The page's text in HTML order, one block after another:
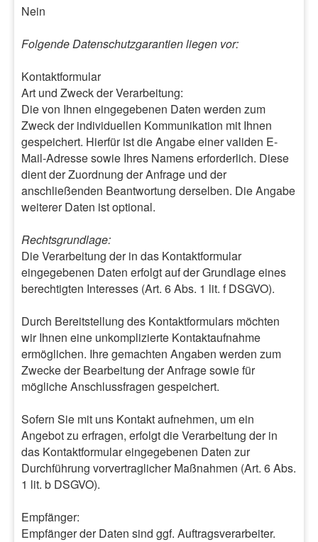
Nein
Folgende Datenschutzgarantien liegen vor:
Kontaktformular
Art und Zweck der Verarbeitung:
Die von Ihnen eingegebenen Daten werden zum
Zweck der individuellen Kommunikation mit Ihnen
gespeichert. Hierfür ist die Angabe einer validen E-
Mail-Adresse sowie Ihres Namens erforderlich. Diese
dient der Zuordnung der Anfrage und der
anschließenden Beantwortung derselben. Die Angabe
weiterer Daten ist optional.
Rechtsgrundlage:
Die Verarbeitung der in das Kontaktformular
eingegebenen Daten erfolgt auf der Grundlage eines
berechtigten Interesses (Art. 6 Abs. 1 lit. f DSGVO).
Durch Bereitstellung des Kontaktformulars möchten
wir Ihnen eine unkomplizierte Kontaktaufnahme
ermöglichen. Ihre gemachten Angaben werden zum
Zwecke der Bearbeitung der Anfrage sowie für
mögliche Anschlussfragen gespeichert.
Sofern Sie mit uns Kontakt aufnehmen, um ein
Angebot zu erfragen, erfolgt die Verarbeitung der in
das Kontaktformular eingegebenen Daten zur
Durchführung vorvertraglicher Maßnahmen (Art. 6 Abs.
1 lit. b DSGVO).
Empfänger:
Empfänger der Daten sind ggf. Auftragsverarbeiter.